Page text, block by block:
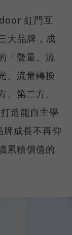
紅門互
大品牌，成
「聲量、流
、流量轉換
第二方、
造能自主學
成長不再仰
累積價值的